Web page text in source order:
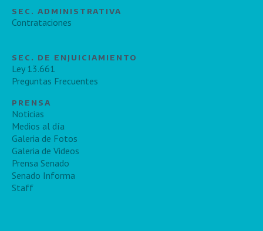
SEC. ADMINISTRATIVA
Contrataciones
SEC. DE ENJUICIAMIENTO
Ley 13.661
Preguntas Frecuentes
PRENSA
Noticias
Medios al día
Galeria de Fotos
Galeria de Videos
Prensa Senado
Senado Informa
Staff